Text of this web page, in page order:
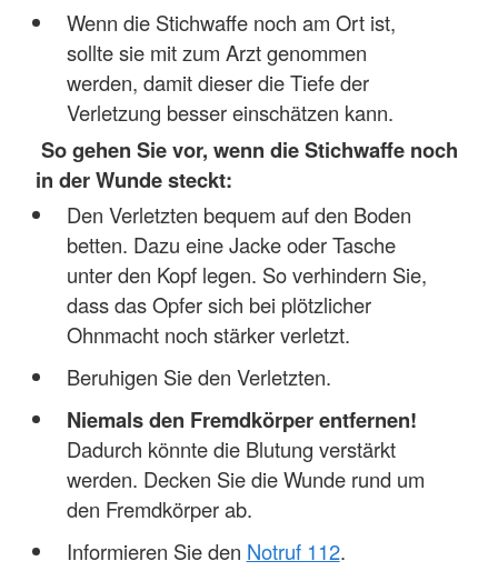
Wenn die Stichwaffe noch am Ort ist,
sollte sie mit zum Arzt genommen
werden, damit dieser die Tiefe der
Verletzung besser einschätzen kann.
So gehen Sie vor, wenn die Stichwaffe noch
in der Wunde steckt:
Den Verletzten bequem auf den Boden
betten. Dazu eine Jacke oder Tasche
unter den Kopf legen. So verhindern Sie,
dass das Opfer sich bei plötzlicher
Ohnmacht noch stärker verletzt.
Beruhigen Sie den Verletzten.
Niemals den Fremdkörper entfernen!
Dadurch könnte die Blutung verstärkt
werden. Decken Sie die Wunde rund um
den Fremdkörper ab.
Informieren Sie den Notruf 112.